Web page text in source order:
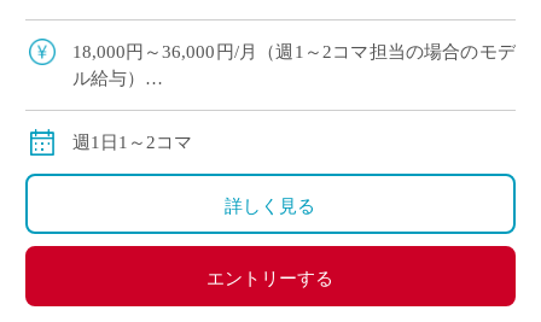
校は、世界へ羽ばたく語学力 […]
18,000円～36,000円/月（週1～2コマ担当の場合のモデ
ル給与）
週1日1～2コマ
詳しく見る
エントリーする